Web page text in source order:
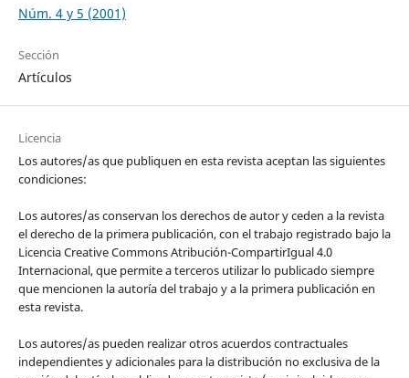
Núm. 4 y 5 (2001)
Sección
Artículos
Licencia
Los autores/as que publiquen en esta revista aceptan las siguientes
condiciones:
Los autores/as conservan los derechos de autor y ceden a la revista
el derecho de la primera publicación, con el trabajo registrado bajo la
Licencia Creative Commons Atribución-CompartirIgual 4.0
Internacional, que permite a terceros utilizar lo publicado siempre
que mencionen la autoría del trabajo y a la primera publicación en
esta revista.
Los autores/as pueden realizar otros acuerdos contractuales
independientes y adicionales para la distribución no exclusiva de la